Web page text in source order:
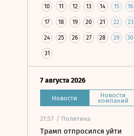
10 11 12 13 14 15 16
17 18 19 20 21 22 23
24 25 26 27 28 29 30
31
7 августа 2026
Новости Новости
компаний
21:57 / Политика
Трамп отпросился уйти